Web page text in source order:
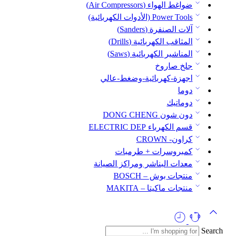
ضواغط الهواء (Air Compressors)
Power Tools (الأدوات الكهربائية)
آلات الصنفرة (Sanders)
المثاقب الكهربائية (Drills)
المناشير الكهربائية (Saws)
جلخ صاروخ
اجهزة-كهربائية-وضغط-عالي
دوما
دوماتيك
دون شون DONG CHENG
قسم الكهرباء ELECTRIC DEP
كراون- CROWN
كمبروسرات + طرمبات
معدات البناشر ومراكز الصيانة
منتجات بوش – BOSCH
منتجات ماكيتا – MAKITA
Search